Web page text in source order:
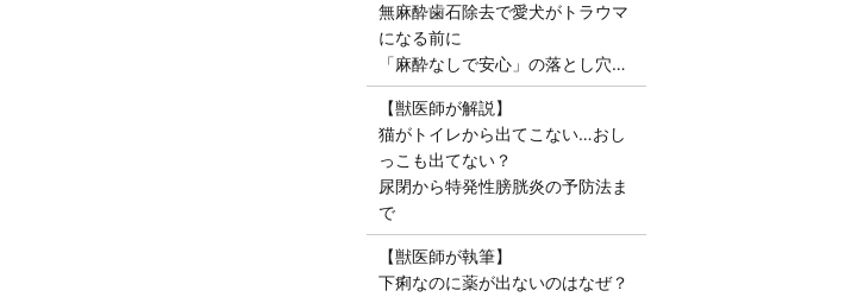
無麻酔歯石除去で愛犬がトラウマ
になる前に
「麻酔なしで安心」の落とし穴…
【獣医師が解説】
猫がトイレから出てこない…おし
っこも出てない？
尿閉から特発性膀胱炎の予防法ま
で
【獣医師が執筆】
下痢なのに薬が出ないのはなぜ？